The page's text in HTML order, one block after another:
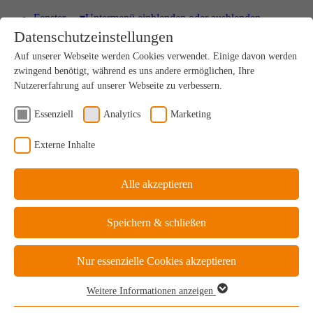
Fenster ▾Untermenü einblenden oder ausblenden
HOLZ
Einzigartig nachhaltiges Naturprodukt
HOLZ-ALU
Drinnen Natur, außen perfekter Schutz
KUNSTSTOFF
KUNSTSTOFF-ALU
Datenschutzeinstellungen
Auf unserer Webseite werden Cookies verwendet. Einige davon werden
zwingend benötigt, während es uns andere ermöglichen, Ihre
Nutzererfahrung auf unserer Webseite zu verbessern.
Essenziell Analytics Marketing
Externe Inhalte
Alle akzeptieren
Speichern & schließen
Nur essenzielle Cookies akzeptieren
Weitere Informationen anzeigen